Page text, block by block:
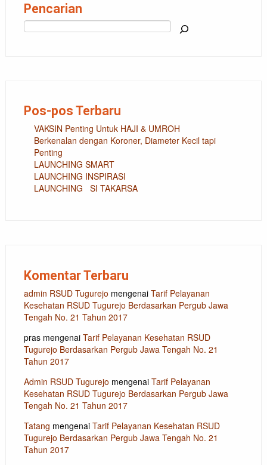
Pencarian
Pos-pos Terbaru
VAKSIN Penting Untuk HAJI & UMROH
Berkenalan dengan Koroner, Diameter Kecil tapi
Penting
LAUNCHING SMART
LAUNCHING INSPIRASI
LAUNCHING SI TAKARSA
Komentar Terbaru
admin RSUD Tugurejo mengenai Tarif Pelayanan
Kesehatan RSUD Tugurejo Berdasarkan Pergub Jawa
Tengah No. 21 Tahun 2017
prasmengenai Tarif Pelayanan Kesehatan RSUD
Tugurejo Berdasarkan Pergub Jawa Tengah No. 21
Tahun 2017
Admin RSUD Tugurejo mengenai Tarif Pelayanan
Kesehatan RSUD Tugurejo Berdasarkan Pergub Jawa
Tengah No. 21 Tahun 2017
Tatang mengenai Tarif Pelayanan Kesehatan RSUD
Tugurejo Berdasarkan Pergub Jawa Tengah No. 21
Tahun 2017